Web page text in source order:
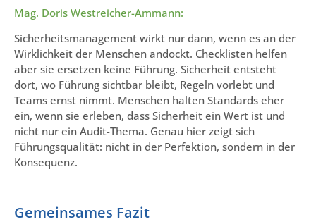
Mag. Doris Westreicher-Ammann:
Sicherheitsmanagement wirkt nur dann, wenn es an der
Wirklichkeit der Menschen andockt. Checklisten helfen
aber sie ersetzen keine Führung. Sicherheit entsteht
dort, wo Führung sichtbar bleibt, Regeln vorlebt und
Teams ernst nimmt. Menschen halten Standards eher
ein, wenn sie erleben, dass Sicherheit ein Wert ist und
nicht nur ein Audit-Thema. Genau hier zeigt sich
Führungsqualität: nicht in der Perfektion, sondern in der
Konsequenz.
Gemeinsames Fazit